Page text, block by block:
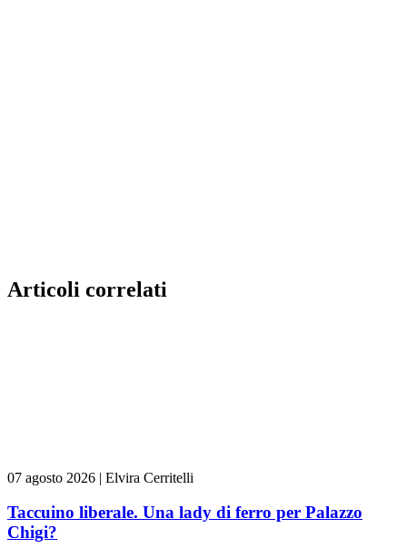
Articoli correlati
07 agosto 2026 | Elvira Cerritelli
Taccuino liberale. Una lady di ferro per Palazzo
Chigi?